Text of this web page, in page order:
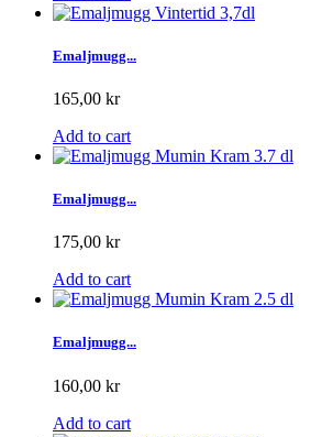
Emaljmugg...
165,00 kr
Add to cart
Emaljmugg...
175,00 kr
Add to cart
Emaljmugg...
160,00 kr
Add to cart